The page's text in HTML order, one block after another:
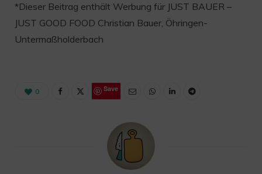
*Dieser Beitrag enthält Werbung für JUST BAUER –
JUST GOOD FOOD Christian Bauer, Öhringen-
Untermaßholderbach
0 Save